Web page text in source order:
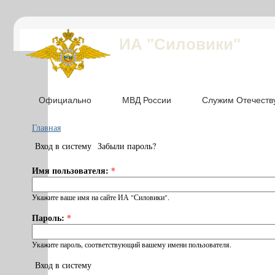
ИА "Силовики"
Официально МВД России Служим
Главная
Вход в систему Забыли пароль?
Имя пользователя: *
Укажите ваше имя на сайте ИА "Силовики".
Пароль: *
Укажите пароль, соответствующий вашему имени пользователя.
Вход в систему